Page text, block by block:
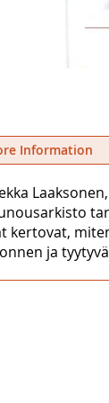
kertovat,
ja
Information